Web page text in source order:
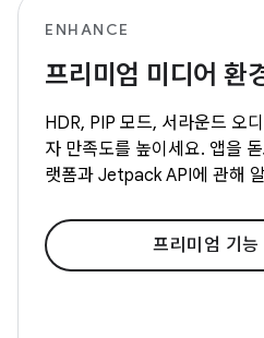
ENHANCE
프리미엄 미디어 환
HDR, PIP 모드, 서라운드 오
자 만족도를 높이세요. 앱을
랫폼과 Jetpack API에 관해
프리미엄 기능